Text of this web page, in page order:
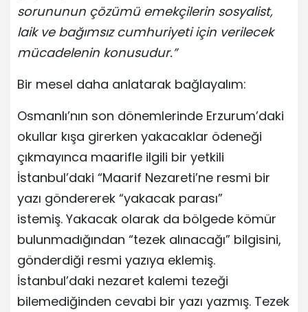
sorununun çözümü emekçilerin sosyalist,
laik ve bağımsız cumhuriyeti için verilecek
mücadelenin konusudur.”
Bir mesel daha anlatarak bağlayalım:
Osmanlı’nın son dönemlerinde Erzurum’daki
okullar kışa girerken yakacaklar ödeneği
çıkmayınca maarifle ilgili bir yetkili
İstanbul’daki “Maarif Nezareti’ne resmi bir
yazı göndererek “yakacak parası”
istemiş. Yakacak olarak da bölgede kömür
bulunmadığından “tezek alınacağı” bilgisini,
gönderdiği resmi yazıya eklemiş.
İstanbul’daki nezaret kalemi tezeği
bilemediğinden cevabi bir yazı yazmış. Tezek